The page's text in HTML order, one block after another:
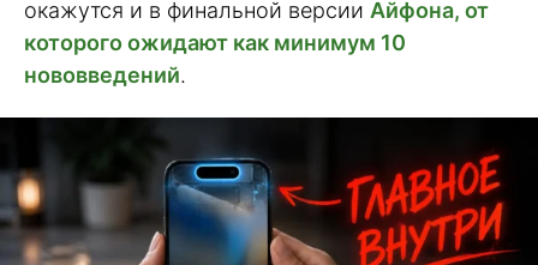
окажутся и в финальной версии Айфона, от
которого ожидают как минимум 10
нововведений.